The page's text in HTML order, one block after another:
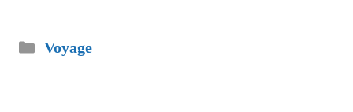
Catégories
Voyage